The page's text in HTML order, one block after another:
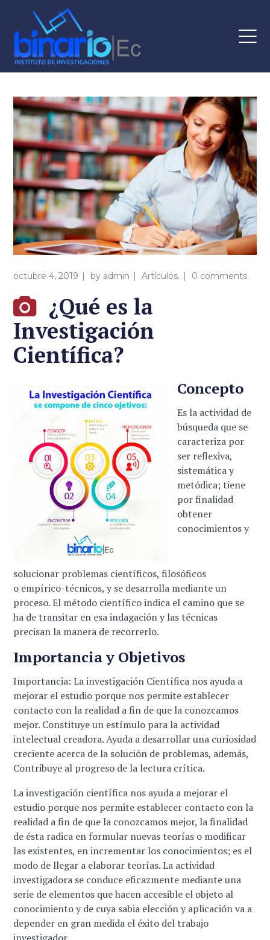
octubre 4, 2019 by admin Artículos. 0 comments
¿Qué es la
Investigación
Científica?
Concepto
Es la actividad de
búsqueda que se
caracteriza por
ser reflexiva,
sistemática y
metódica; tiene
por finalidad
obtener
conocimientos y
solucionar problemas científicos, filosóficos
o empírico-técnicos, y se desarrolla mediante un
proceso. El método científico indica el camino que se
ha de transitar en esa indagación y las técnicas
precisan la manera de recorrerlo.
Importancia y Objetivos
Importancia: La investigación Científica nos ayuda a
mejorar el estudio porque nos permite establecer
contacto con la realidad a fin de que la conozcamos
mejor. Constituye un estímulo para la actividad
intelectual creadora. Ayuda a desarrollar una curiosidad
creciente acerca de la solución de problemas, además,
Contribuye al progreso de la lectura crítica.
La investigación científica nos ayuda a mejorar el
estudio porque nos permite establecer contacto con la
realidad a fin de que la conozcamos mejor, la finalidad
de ésta radica en formular nuevas teorías o modificar
las existentes, en incrementar los conocimientos; es el
modo de llegar a elaborar teorías. La actividad
investigadora se conduce eficazmente mediante una
serie de elementos que hacen accesible el objeto al
conocimiento y de cuya sabia elección y aplicación va a
depender en gran medida el éxito del trabajo
investigador.